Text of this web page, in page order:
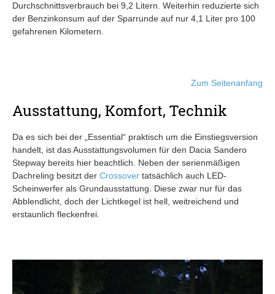
Durchschnittsverbrauch bei 9,2 Litern. Weiterhin reduzierte sich
der Benzinkonsum auf der Sparrunde auf nur 4,1 Liter pro 100
gefahrenen Kilometern.
Zum Seitenanfang
Ausstattung, Komfort, Technik
Da es sich bei der „Essential“ praktisch um die Einstiegsversion
handelt, ist das Ausstattungsvolumen für den Dacia Sandero
Stepway bereits hier beachtlich. Neben der serienmäßigen
Dachreling besitzt der Crossover tatsächlich auch LED-
Scheinwerfer als Grundausstattung. Diese zwar nur für das
Abblendlicht, doch der Lichtkegel ist hell, weitreichend und
erstaunlich fleckenfrei.